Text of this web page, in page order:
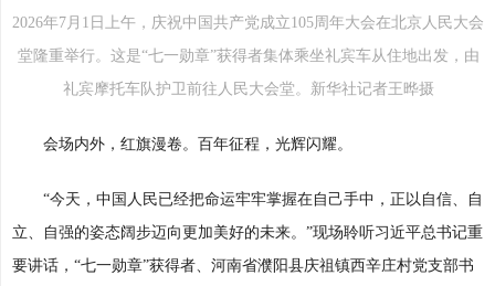
2026年7月1日上午，庆祝中国共产党成立105周年大会在北京人民大会
堂隆重举行。这是“七一勋章”获得者集体乘坐礼宾车从住地出发，由
礼宾摩托车队护卫前往人民大会堂。新华社记者王晔摄
会场内外，红旗漫卷。百年征程，光辉闪耀。
“今天，中国人民已经把命运牢牢掌握在自己手中，正以自信、自
立、自强的姿态阔步迈向更加美好的未来。”现场聆听习近平总书记重
要讲话，“七一勋章”获得者、河南省濮阳县庆祖镇西辛庄村党支部书